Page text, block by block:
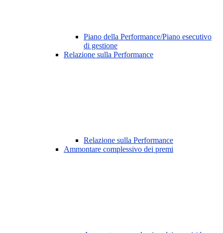
Piano della Performance/Piano esecutivo
di gestione
Relazione sulla Performance
Relazione sulla Performance
Ammontare complessivo dei premi